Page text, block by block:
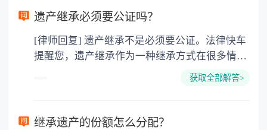
要缴纳公证费，具体如下： 1. 公证费：按房
3. 印花税：按房屋评估价的0.05%缴纳 4. 土
地增值税：按房价1%缴纳 5. 房屋产权登记费：
遗产继承必须要公证吗？
[律师回复] 遗产继承不是必须要公证。法律快车
提醒您，遗产继承作为一种继承方式在很多情况
下都是不需要公证的，当然，如果需要公正的也
以防对财产继承发生纠纷，可以对遗产继承进行
获取全部解答>
继承遗产的份额怎么分配？